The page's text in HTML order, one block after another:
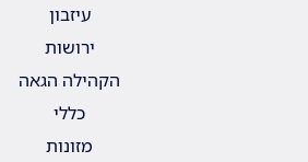
עיזבון
ירושות
הקהילה הגאה
כללי
מזונות